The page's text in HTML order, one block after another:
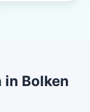
in Bolken